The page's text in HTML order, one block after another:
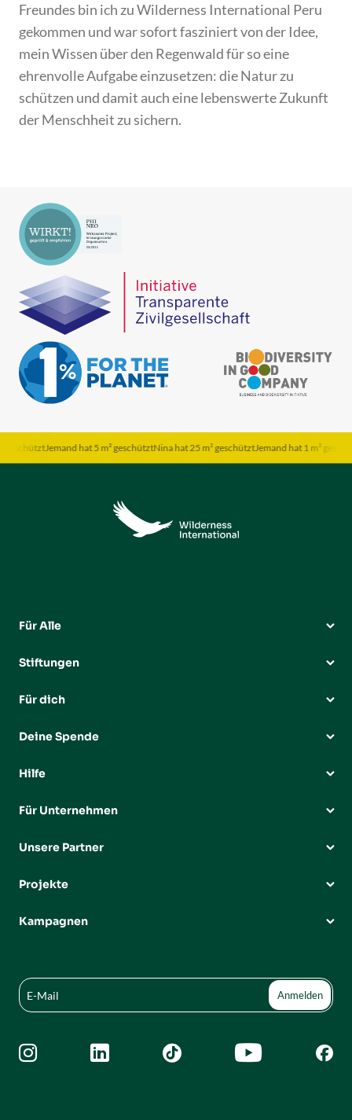
Freundes bin ich zu Wilderness International Peru
gekommen und war sofort fasziniert von der Idee,
mein Wissen über den Regenwald für so eine
ehrenvolle Aufgabe einzusetzen: die Natur zu
schützen und damit auch eine lebenswerte Zukunft
der Menschheit zu sichern.
Jemand hat 5 m² geschütztNina hat 25 m² geschütztJemand hat 1 m² geschützt
Für Alle
Stiftungen
Für dich
Deine Spende
Hilfe
Für Unternehmen
Unsere Partner
Projekte
Kampagnen
    